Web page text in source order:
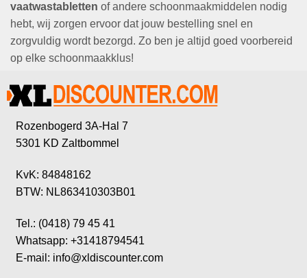
vaatwastabletten of andere schoonmaakmiddelen nodig
hebt, wij zorgen ervoor dat jouw bestelling snel en
zorgvuldig wordt bezorgd. Zo ben je altijd goed voorbereid
op elke schoonmaakklus!
Rozenbogerd 3A-Hal 7
5301 KD Zaltbommel
KvK: 84848162
BTW: NL863410303B01
Tel.: (0418) 79 45 41
Whatsapp: +31418794541
E-mail: info@xldiscounter.com